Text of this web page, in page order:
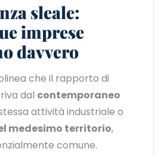
sleale:
imprese
davvero
che il rapporto di
dal contemporaneo
attività industriale o
medesimo territorio,
comune.